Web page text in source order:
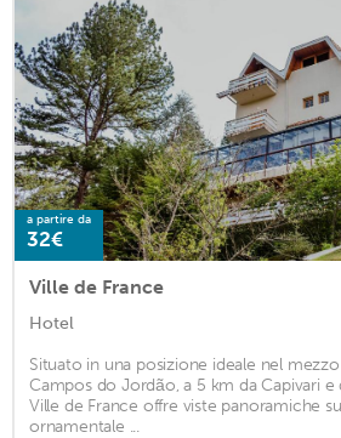
a partire da
32€
Ville de France
Hotel
Situato in una posizione ideale nel
Campos do Jordão, a 5 km da Capivari
Ville de France offre viste panoramiche
ornamentale ...